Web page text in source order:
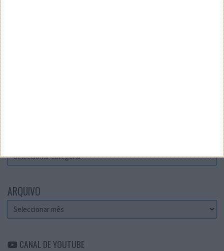
ARQUIVO
Arquivo
CANAL DE YOUTUBE